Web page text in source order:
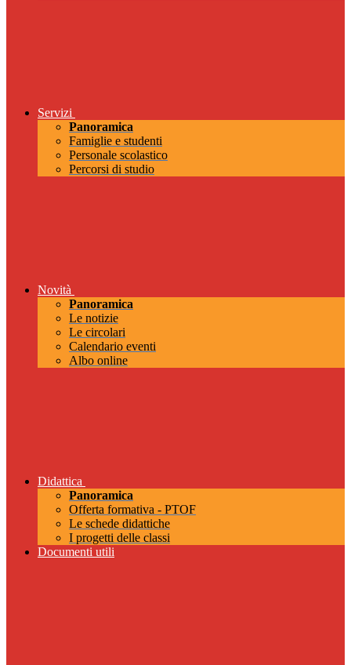
Servizi
Panoramica
Famiglie e studenti
Personale scolastico
Percorsi di studio
Novità
Panoramica
Le notizie
Le circolari
Calendario eventi
Albo online
Didattica
Panoramica
Offerta formativa - PTOF
Le schede didattiche
I progetti delle classi
Documenti utili